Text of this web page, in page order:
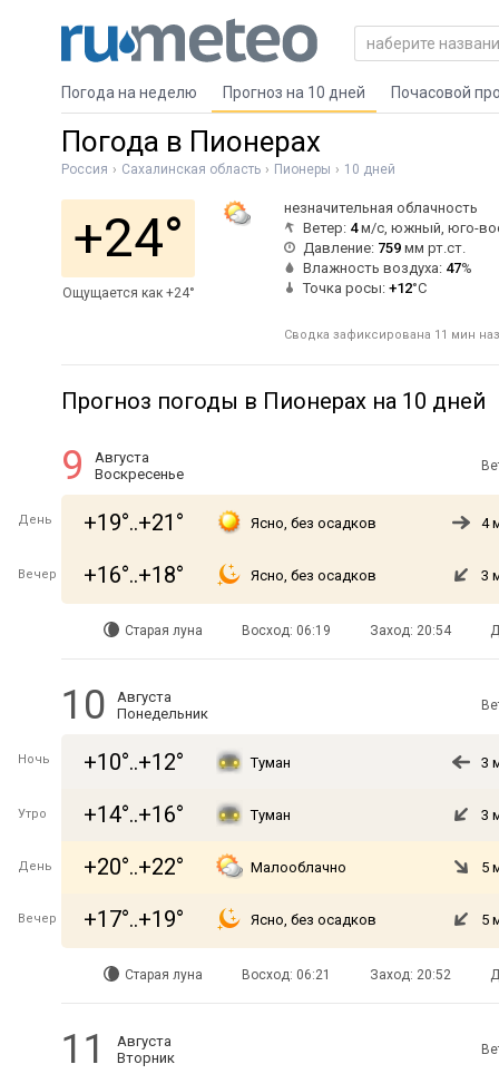
Погода на неделю Прогноз на 10 дней Почасовой
Погода в Пионерах
Россия Сахалинская область Пионеры 10 дней
+24°
Ощущается как +24°
незначительная облачность
Ветер: 4м/с, южный, юго-
Давление: 759 мм рт.ст.
Влажность воздуха: 47%
Точка росы: +12°C
Сводка зафиксирована 11 мин
Прогноз погоды в Пионерах на 10 дней
9
Августа
Воскресенье
День +19°..+21° Ясно, без осадков 4
Вечер +16°..+18° Ясно, без осадков 3
Старая луна Восход: 06:19 Заход: 20:54
10
Августа
Понедельник
Ночь +10°..+12° Туман 3
Утро +14°..+16° Туман 3
День +20°..+22° Малооблачно 5
Вечер +17°..+19° Ясно, без осадков 5
Старая луна Восход: 06:21 Заход: 20:52
11
Августа
Вторник